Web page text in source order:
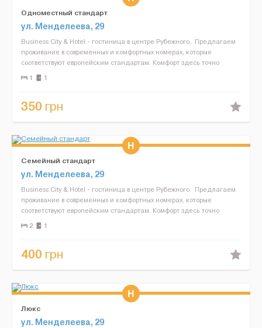
Одноместный стандарт
ул. Менделеева, 29
Business City & Hotel - гостиница в центре Рубежного. Предлагаем
проживание в современных и комфортных номерах, которые
соответствуют европейским стандартам. Комфорт здесь точно
обеспечен. Что же предлагает нам гостиниц...
1 1
350 грн
Семейный стандарт
ул. Менделеева, 29
Business City & Hotel - гостиница в центре Рубежного. Предлагаем
проживание в современных и комфортных номерах, которые
соответствуют европейским стандартам. Комфорт здесь точно
обеспечен. Что же предлагает нам гостиниц...
2 1
400 грн
Люкс
ул. Менделеева, 29